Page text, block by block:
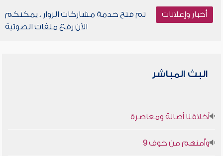
أخبار وإعلانات
تم فتح خدمة مشاركات الزوار ، يمكنكم
الآن رفع ملفات الصوتية
البث المباشر
أخلاقنا أصالة ومعاصرة
وأمنهم من خوف 9